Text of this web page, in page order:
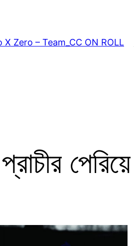
Zero – Team_CC ON ROLL
প্রাচীর পেরিয়ে